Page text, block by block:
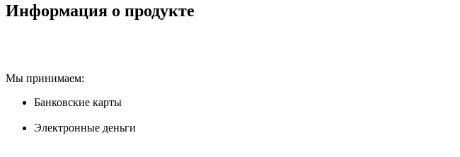
Информация о продукте
Мы принимаем:
Банковские карты
Электронные деньги